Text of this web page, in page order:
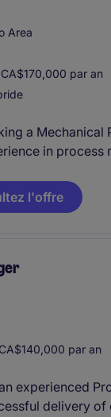
Area
par an
a Mechanical
in process
within
will lead
engineering
l'offre
par an
experienced
delivery of